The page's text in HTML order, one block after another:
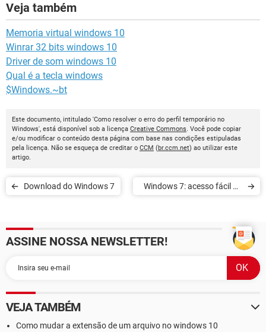
Veja também
Memoria virtual windows 10
Winrar 32 bits windows 10
Driver de som windows 10
Qual é a tecla windows
$Windows.~bt
Este documento, intitulado 'Como resolver o erro do perfil temporário no
Windows', está disponível sob a licença Creative Commons. Você pode copiar
e/ou modificar o conteúdo desta página com base nas condições estipuladas
pela licença. Não se esqueça de creditar o CCM (br.ccm.net) ao utilizar este
artigo.
Download do Windows 7
Windows 7: acesso fácil ao
ASSINE NOSSA NEWSLETTER!
VEJA TAMBÉM
Como mudar a extensão de um arquivo no windows 10